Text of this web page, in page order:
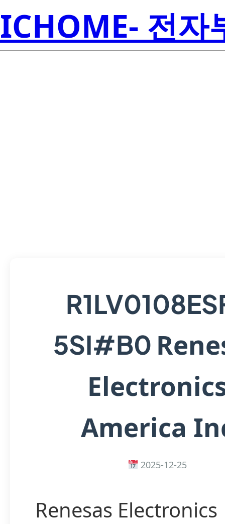
ICHOME- 전자
5SI#B0
America
2025-12-25
Renesas Electronics